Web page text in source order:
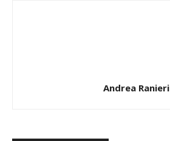
Andrea Ranieri